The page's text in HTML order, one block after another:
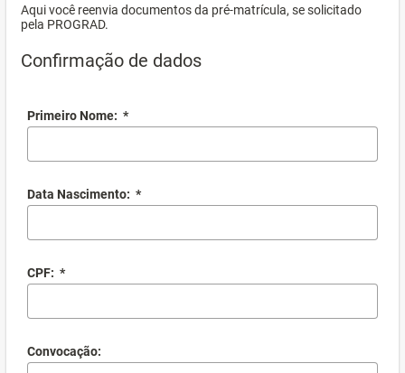
Aqui você reenvia documentos da pré-matrícula, se solicitado
pela PROGRAD.
Confirmação de dados
Primeiro Nome: *
Data Nascimento: *
CPF: *
Convocação: